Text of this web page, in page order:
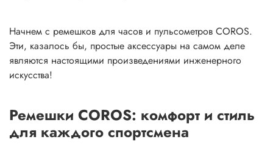
Начнем с ремешков для часов и пульсометров COROS.
Эти, казалось бы, простые аксессуары на самом деле
являются настоящими произведениями инженерного
искусства!
Ремешки COROS: комфорт и стиль
для каждого спортсмена